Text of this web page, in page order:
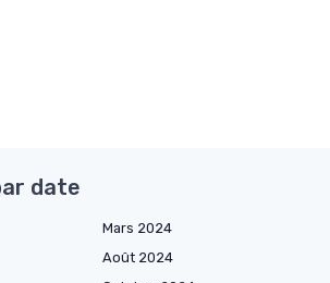
date
Mars 2024
Août 2024